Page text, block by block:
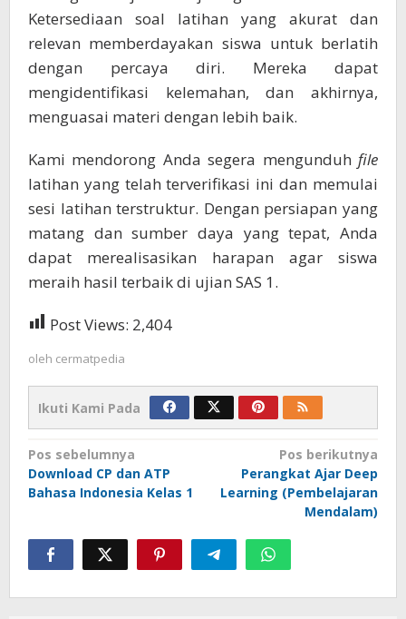
Ketersediaan soal latihan yang akurat dan
relevan memberdayakan siswa untuk berlatih
dengan percaya diri. Mereka dapat
mengidentifikasi kelemahan, dan akhirnya,
menguasai materi dengan lebih baik.
Kami mendorong Anda segera mengunduh file
latihan yang telah terverifikasi ini dan memulai
sesi latihan terstruktur. Dengan persiapan yang
matang dan sumber daya yang tepat, Anda
dapat merealisasikan harapan agar siswa
meraih hasil terbaik di ujian SAS 1.
Post Views: 2,404
oleh cermatpedia
Ikuti Kami Pada
Navigasi
pos
Pos sebelumnya
Download CP dan ATP
Bahasa Indonesia Kelas 1
Pos berikutnya
Perangkat Ajar Deep
Learning (Pembelajaran
Mendalam)